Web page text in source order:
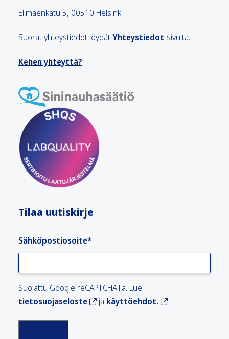
Elimäenkatu 5, 00510 Helsinki
Suorat yhteystiedot löydätYhteystiedot-sivulta.
Kehen yhteyttä?
Tilaa uutiskirje
Sähköpostiosoite*
Suojattu Google reCAPTCHA:lla. Lue
tietosuojaseloste
ja käyttöehdot.